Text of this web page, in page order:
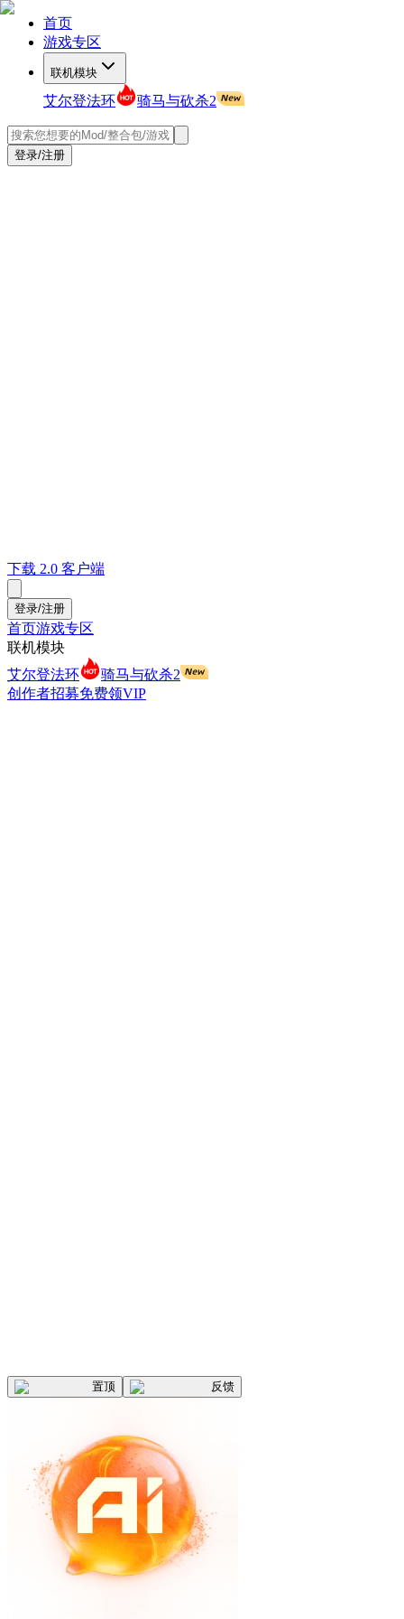
首页
游戏专区
联机模块
艾尔登法环 骑马与砍杀2
登录/注册
下载 2.0 客户端
登录/注册
首页游戏专区
联机模块
艾尔登法环
骑马与砍杀2
创作者招募免费领VIP
置顶 反馈